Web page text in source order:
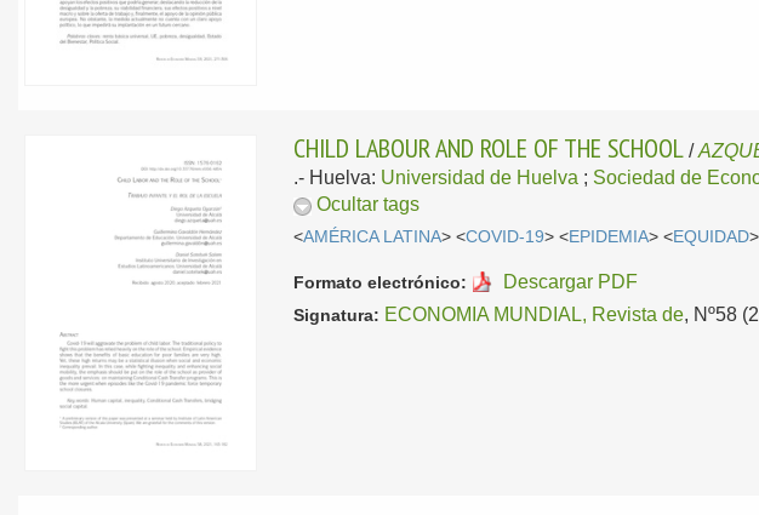
CHILD LABOUR AND ROLE OF THE SCHOOL /
.- Huelva: Universidad de Huelva ; Sociedad de
Ocultar tags
<AMÉRICA LATINA> <COVID-19> <EPIDEMIA> <EQUIDAD
Formato electrónico: Descargar PDF
Signatura: ECONOMIA MUNDIAL, Revista de, Nº58